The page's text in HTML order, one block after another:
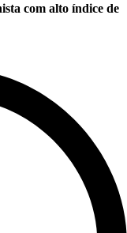
com alto índice de